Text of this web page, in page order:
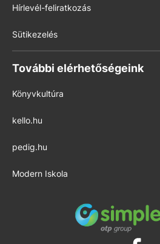
Hírlevél-feliratkozás
Sütikezelés
További elérhetőségeink
Könyvkultúra
kello.hu
pedig.hu
Modern Iskola